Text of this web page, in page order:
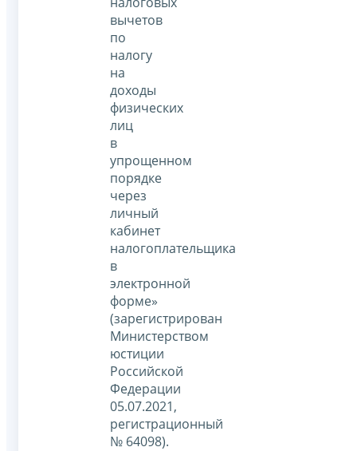
вычетов
по
налогу
на
доходы
физических
лиц
в
упрощенном
порядке
через
личный
кабинет
налогоплательщика
в
электронной
форме»
(зарегистрирован
Министерством
юстиции
Российской
Федерации
05.07.2021,
регистрационный
№ 64098).